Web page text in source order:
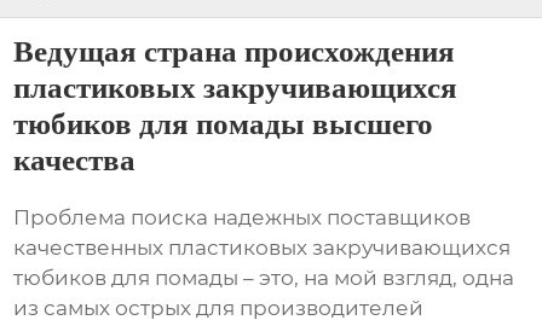
Ведущая страна происхождения
пластиковых закручивающихся
тюбиков для помады высшего
качества
Проблема поиска надежных поставщиков
качественных пластиковых закручивающихся
тюбиков для помады – это, на мой взгляд, одна
из самых острых для производителей